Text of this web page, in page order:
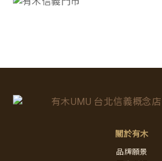
關於有木
品牌願景